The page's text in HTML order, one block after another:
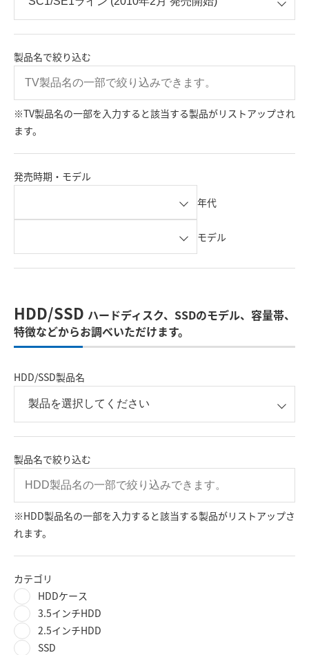
製品名で絞り込む
※TV製品名の一部を入力すると該当する製品がリストアップされ
ます。
発売時期・モデル
年代
モデル
HDD/SSD ハードディスク、SSDのモデル、容量帯、
特徴などからお調べいただけます。
HDD/SSD製品名
製品名で絞り込む
※HDD製品名の一部を入力すると該当する製品がリストアップさ
れます。
カテゴリ
HDDケース
3.5インチHDD
2.5インチHDD
SSD